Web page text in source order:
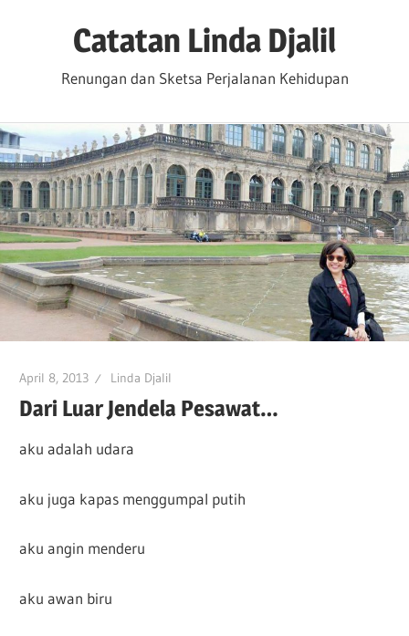
Catatan Linda Djalil
Renungan dan Sketsa Perjalanan Kehidupan
April 8, 2013 Linda Djalil
Dari Luar Jendela Pesawat…
aku adalah udara
aku juga kapas menggumpal putih
aku angin menderu
aku awan biru